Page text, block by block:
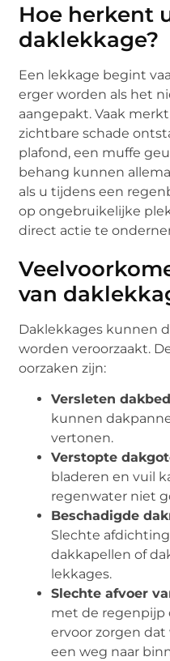
Hoe herkent
daklekkage?
Een lekkage begint
erger worden als het
aangepakt. Vaak
zichtbare schade
plafond, een muffe
behang kunnen
als u tijdens een
op ongebruikelijke
direct actie te
van
Daklekkages kunnen
worden veroorzaakt.
oorzaken zijn:
Versleten
kunnen
vertonen.
Verstopte
bladeren en vuil
regenwater niet
Beschadigde
Slechte
dakkapellen of
lekkages.
Slechte afvoer
met de regenpijp
ervoor zorgen
een weg naar